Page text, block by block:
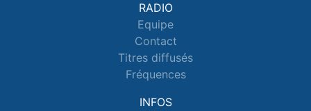
RADIO
Equipe
Contact
Titres diffusés
Fréquences
INFOS